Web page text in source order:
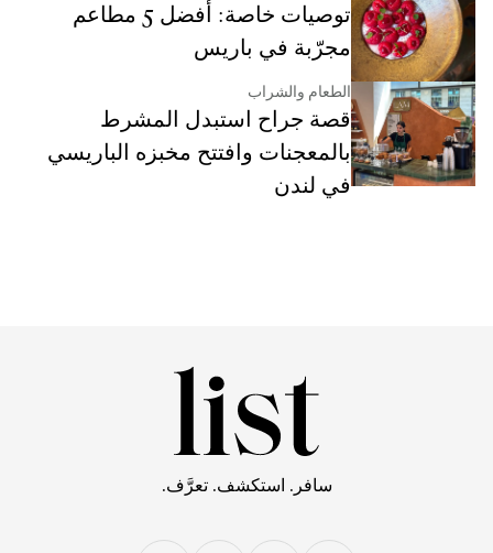
توصيات خاصة: أفضل 5 مطاعم
مجرّبة في باريس
الطعام والشراب
قصة جراح استبدل المشرط
بالمعجنات وافتتح مخبزه الباريسي
في لندن
سافر. استكشف. تعرَّف.